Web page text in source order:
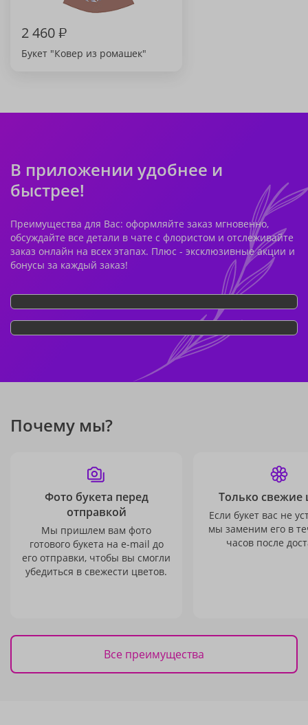
2 460₽
Букет "Ковер из ромашек"
В приложении удобнее и
быстрее!
Преимущества для Вас: оформляйте заказ мгновенно,
обсуждайте все детали в чате с флористом и отслеживайте
заказ онлайн на всех этапах. Плюс - эксклюзивные акции и
бонусы за каждый заказ!
Почему мы?
Фото букета перед
отправкой
Мы пришлем вам фото
готового букета на e-mail до
его отправки, чтобы вы смогли
убедиться в свежести цветов.
Только свежие
Если букет вас не
мы заменим его в
часов после
Все преимущества